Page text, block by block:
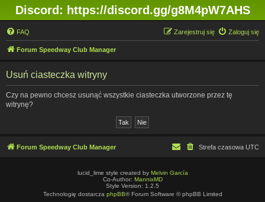
Discord: https://discord.gg/g8M4pW7AHS
FAQ Zaloguj się
Zarejestruj się
Forum Speedway Club Manager
Usuń ciasteczka witryny
Czy na pewno chcesz usunąć wszystkie ciasteczka utworzone przez tę
witrynę?
Forum Speedway Club Manager Strefa czasowa UTC
lucid_lime style created by Melvin García
Co-Author: MannixMD
Style Version: 1.2.5
Technologię dostarcza phpBB® Forum Software © phpBB Limited